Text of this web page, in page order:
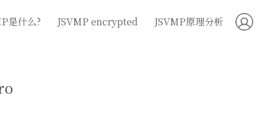
是什么? JSVMP encrypted JSVMP原理分析